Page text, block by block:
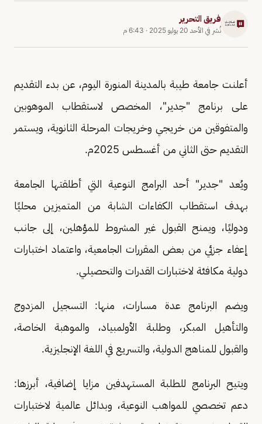
فريق التحرير
نُشر في الأحد 20 يوليو 2025 · 6:43 م
أعلنت جامعة طيبة بالمدينة المنورة اليوم، عن بدء التقديم
على برنامج "جدير"، المخصص لاستقطاب الموهوبين
والمتفوقين من خريجي وخريجات المرحلة الثانوية، ويستمر
التقديم حتى الثاني من أغسطس 2025م.
ويُعد "جدير" أحد البرامج النوعية التي أطلقتها الجامعة
بهدف استقطاب الكفاءات الشابة من المتميزين محليًا
ودوليًا، ويمنح القبول غير المشروط للمؤهلين، إلى جانب
إعفاء جزئي من بعض المقررات الجامعية، واعتماد اختبارات
دولية مكافئة لاختبارات القدرات والتحصيلي.
ويضم البرنامج عدة مسارات، منها: التسجيل المزدوج
والتأهيل المبكر، وطلبة الأولمبياد، والموهبة الخاصة،
والقبول للمناهج الدولية، والتسريع في اللغة الإنجليزية.
ويتيح البرنامج للطلبة المستهدفين مزايا إضافية، أبرزها:
دعم تخصصي للمواهب النوعية، وبدائل عالمية لاختبارات